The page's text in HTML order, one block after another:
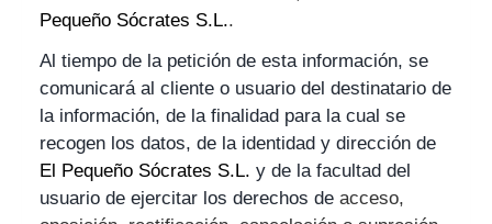
Pequeño Sócrates S.L..
Al tiempo de la petición de esta información, se
comunicará al cliente o usuario del destinatario de
la información, de la finalidad para la cual se
recogen los datos, de la identidad y dirección de
El Pequeño Sócrates S.L. y de la facultad del
usuario de ejercitar los derechos de acceso,